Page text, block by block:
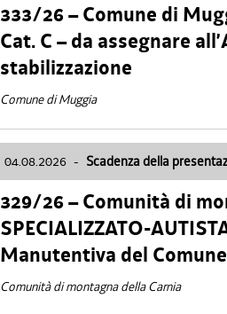
333/26 – Comune di
Cat. C – da assegnare
stabilizzazione
Comune di Muggia
04.08.2026 - Scadenza della
329/26 – Comunità di
SPECIALIZZATO-
Manutentiva del
Comunità di montagna della Carnia